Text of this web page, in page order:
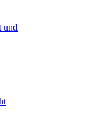
und